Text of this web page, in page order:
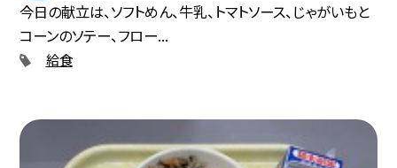
今日の献立は、ソフトめん、牛乳、トマトソース、じゃがいもと
コーンのソテー、フロー...
給食